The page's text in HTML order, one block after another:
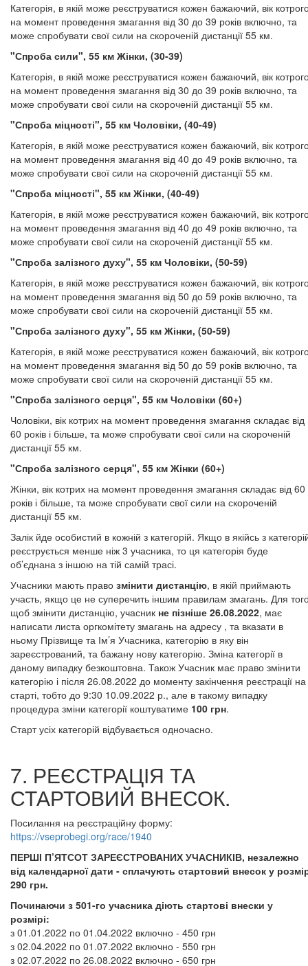
Категорія, в якій може реєструватися кожен бажаючий, вік
на момент проведення змагання від 30 до 39 років включно, та
може спробувати свої сили на скороченій дистанції 55 км.
"Спроба сили", 55 км Жінки, (30-39)
Категорія, в якій може реєструватися кожен бажаючий, вік
на момент проведення змагання від 30 до 39 років включно, та
може спробувати свої сили на скороченій дистанції 55 км.
"Спроба міцності", 55 км Чоловіки, (40-49)
Категорія, в якій може реєструватися кожен бажаючий, вік
на момент проведення змагання від 40 до 49 років включно, та
може спробувати свої сили на скороченій дистанції 55 км.
"Спроба міцності", 55 км Жінки, (40-49)
Категорія, в якій може реєструватися кожен бажаючий, вік
на момент проведення змагання від 40 до 49 років включно, та
може спробувати свої сили на скороченій дистанції 55 км.
"Спроба залізного духу", 55 км Чоловіки, (50-59)
Категорія, в якій може реєструватися кожен бажаючий, вік
на момент проведення змагання від 50 до 59 років включно, та
може спробувати свої сили на скороченій дистанції 55 км.
"Спроба залізного духу", 55 км Жінки, (50-59)
Категорія, в якій може реєструватися кожен бажаючий, вік
на момент проведення змагання від 50 до 59 років включно, та
може спробувати свої сили на скороченій дистанції 55 км.
"Спроба залізного серця", 55 км Чоловіки (60+)
Чоловіки, вік котрих на момент проведення змагання складає від
60 років і більше, та може спробувати свої сили на скороченій
дистанції 55 км.
"Спроба залізного серця", 55 км Жінки (60+)
Жінки, вік котрих на момент проведення змагання складає від 60
років і більше, та може спробувати свої сили на скороченій
дистанції 55 км.
Залік йде особистий в кожній з категорій. Якщо в якійсь з
реєструється менше ніж 3 учасника, то ця категорія буде
об’єднана з іншою на тій самій трасі.
Учасники мають право змінити дистанцію, в якій приймають
участь, якщо це не суперечить іншим правилам змагань. Для
щоб змінити дистанцію, учасник не пізніше 26.08.2022, має
написати листа оргкомітету змагань на адресу , та вказати в
ньому Прізвище та Ім’я Учасника, категорію в яку він
зареєстрований, та бажану нову категорію. Зміна категорії в
даному випадку безкоштовна. Також Учасник має право змінити
категорію і після 26.08.2022 до моменту закінчення реєстрації на
старті, тобто до 9:30 10.09.2022 р., але в такому випадку
процедура зміни категорії коштуватиме 100 грн.
Старт усіх категорій відбувається одночасно.
7. РЕЄСТРАЦІЯ ТА
СТАРТОВИЙ ВНЕСОК.
Посилання на реєстраційну форму:
https://vseprobegi.org/race/1940
ПЕРШІ П’ЯТСОТ ЗАРЕЄСТРОВАНИХ УЧАСНИКІВ, незалежно
від календарної дати - сплачують стартовий внесок у
290 грн.
Починаючи з 501-го учасника діють стартові внески у
розмірі:
з 01.01.2022 по 01.04.2022 включно - 450 грн
з 02.04.2022 по 01.07.2022 включно - 550 грн
з 02.07.2022 по 26.08.2022 включно - 650 грн